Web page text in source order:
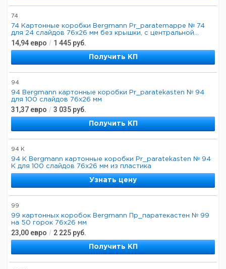
74
74 Картонные коробки Bergmann Pr_paratemappe № 74
для 24 слайдов 76x26 мм без крышки, с центральной...
14,94 евро / 1 445 руб.
Получить КП
94
94 Bergmann картонные коробки Pr_paratekasten № 94
для 100 слайдов 76x26 мм
31,37 евро / 3 035 руб.
Получить КП
94 K
94 K Bergmann картонные коробки Pr_paratekasten № 94
K для 100 слайдов 76x26 мм из пластика
Узнать цену
99
99 картонных коробок Bergmann Пр_паратекастен № 99
на 50 горок 76x26 мм
23,00 евро / 2 225 руб.
Получить КП